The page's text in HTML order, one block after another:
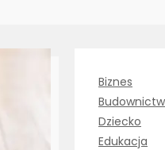
Biznes
Dziecko
Edukacja